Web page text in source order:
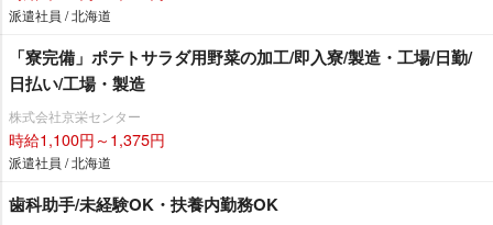
派遣社員 / 北海道
「寮完備」ポテトサラダ用野菜の加工/即入寮/製造・工場/日勤/
日払い/工場・製造
株式会社京栄センター
時給1,100円～1,375円
派遣社員 / 北海道
歯科助手/未経験OK・扶養内勤務OK